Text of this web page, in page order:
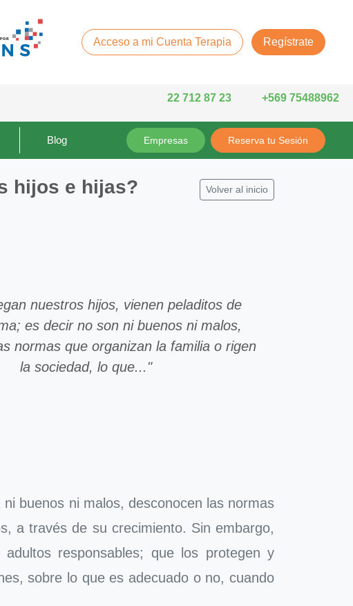
Acceso a mi Cuenta Terapia Regístrate
22 712 87 23 +569 75488962
Blog Empresas Reserva tu Sesión
hijos e hijas? Volver al inicio
nuestros hijos, vienen peladitos de
es decir no son ni buenos ni malos,
normas que organizan la familia o rigen
la sociedad, lo que..."
buenos ni malos, desconocen las normas
a través de su crecimiento. Sin embargo,
responsables; que los protegen y
sobre lo que es adecuado o no, cuando